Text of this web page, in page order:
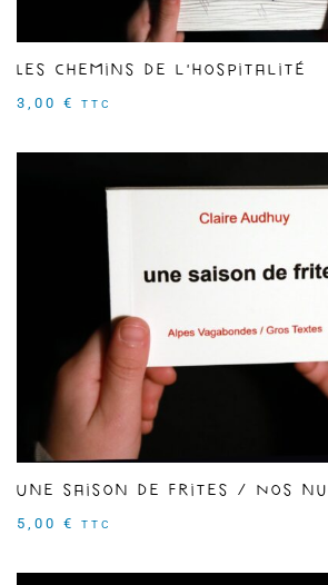
Les Chemins de l'hospitalité
3,00 € TTC
Une saison de frites / Nos
5,00 € TTC